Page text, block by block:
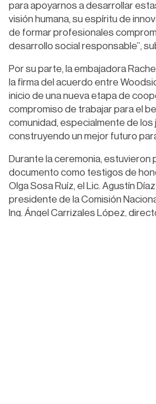
para apoyarnos a desarrollar
visión humana, su espíritu de
de formar profesionales
desarrollo social responsable”,
Por su parte, la embajadora
la firma del acuerdo entre
inicio de una nueva etapa de
compromiso de trabajar para el
comunidad, especialmente de los
construyendo un mejor futuro
Durante la ceremonia, estuvieron
documento como testigos de
Olga Sosa Ruíz, el Lic. Agustín
presidente de la Comisión
Ing. Ángel Carrizales López,